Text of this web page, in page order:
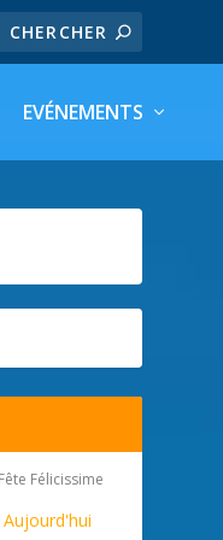
EVÉNEMENTS
Félicissime
Aujourd'hui